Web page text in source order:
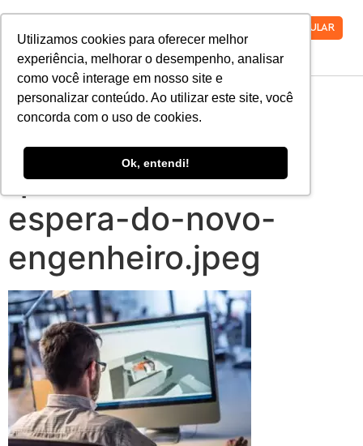
Utilizamos cookies para oferecer melhor
experiência, melhorar o desempenho, analisar
como você interage em nosso site e
personalizar conteúdo. Ao utilizar este site, você
concorda com o uso de cookies.
Ok, entendi!
VESTIBULAR
guest-post-
engenharia-40-o-
que-o-mercado-
espera-do-novo-
engenheiro.jpeg